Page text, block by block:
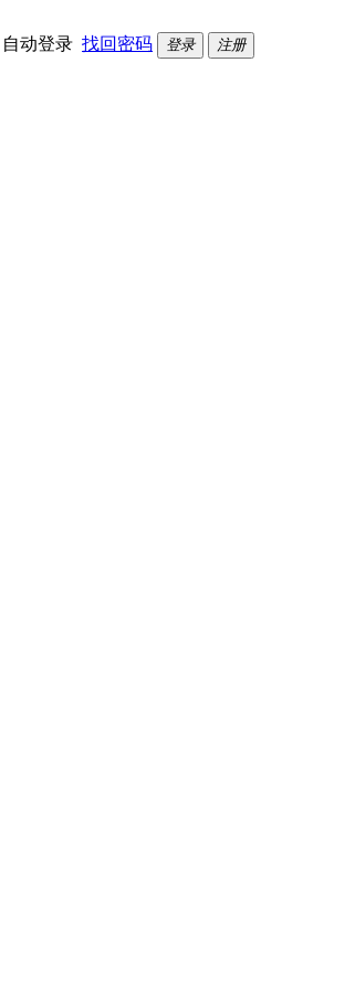
自动登录 找回密码 登录 注册